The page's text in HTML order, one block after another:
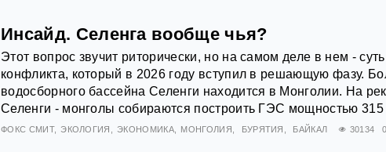
Инсайд. Селенга вообще чья?
Этот вопрос звучит риторически, но на самом деле в нем -
конфликта, который в 2026 году вступил в решающую фазу.
водосборного бассейна Селенги находится в Монголии. На
Селенги - монголы собираются построить ГЭС мощностью 315
ФОКС СМИТ ЭКОЛОГИЯ ЭКОНОМИКА МОНГОЛИЯ БУРЯТИЯ БАЙКАЛ 30134